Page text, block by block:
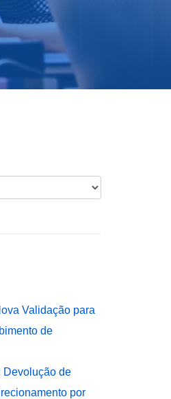
Validação para
de
Devolução de
por